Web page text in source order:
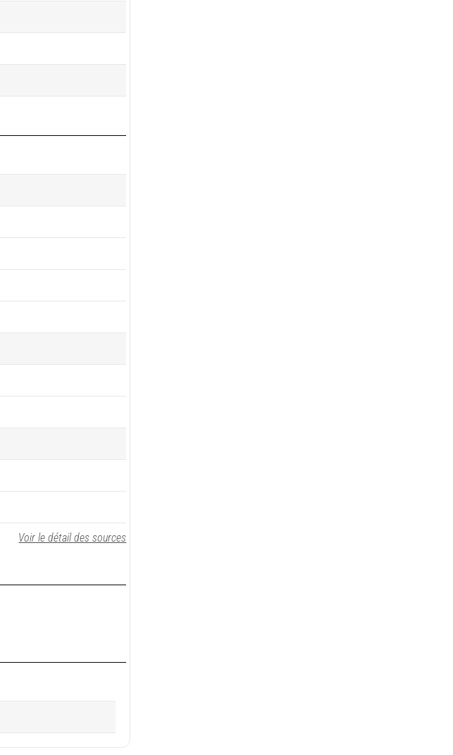
Voir le détail des sources